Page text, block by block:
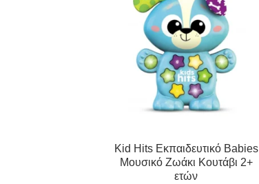
Kid Hits Εκπαιδευτικό Babies
Μουσικό Ζωάκι Κουτάβι 2+
ετών